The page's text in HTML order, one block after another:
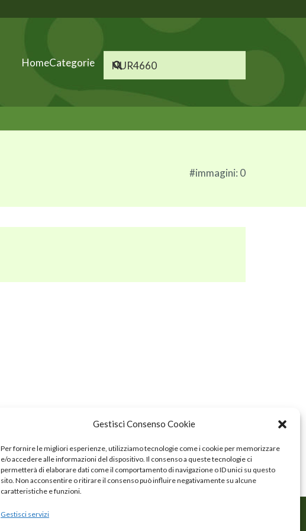
Gestisci Consenso Cookie
Per fornire le migliori esperienze, utilizziamo tecnologie come i cookie per memorizzare
e/o accedere alle informazioni del dispositivo. Il consenso a queste tecnologie ci
permetterà di elaborare dati come il comportamento di navigazione o ID unici su questo
sito. Non acconsentire o ritirare il consenso può influire negativamente su alcune
caratteristiche e funzioni.
Gestisci servizi
HomeCategorie
#immagini: 0